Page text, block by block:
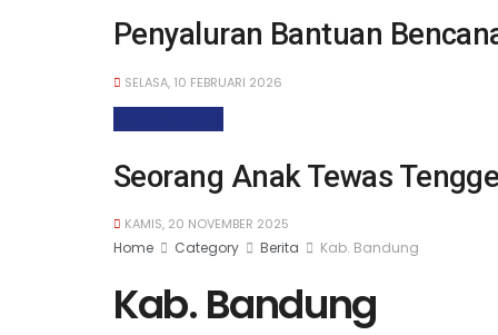
Penyaluran Bantuan
SELASA, 10 FEBRUARI 2026
Seorang Anak Tewas
KAMIS, 20 NOVEMBER 2025
Home Category Berita Kab. Bandung
Kab. Bandung